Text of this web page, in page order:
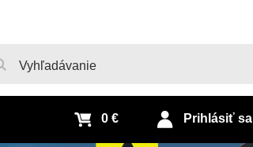
Prihlásiť sa
0 €